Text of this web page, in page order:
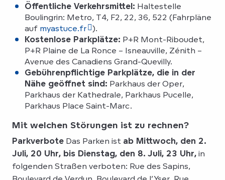
Öffentliche Verkehrsmittel: Haltestelle
Boulingrin: Metro, T4, F2, 22, 36, 522 (Fahrpläne
auf myastuce.fr
).
Kostenlose Parkplätze: P+R Mont-Riboudet,
P+R Plaine de La Ronce – Isneauville, Zénith –
Avenue des Canadiens Grand-Quevilly.
Gebührenpflichtige Parkplätze, die in der
Nähe geöffnet sind: Parkhaus der Oper,
Parkhaus der Kathedrale, Parkhaus Pucelle,
Parkhaus Place Saint-Marc.
Mit welchen Störungen ist zu rechnen?
Parkverbote Das Parken ist ab Mittwoch, den 2.
Juli, 20 Uhr, bis Dienstag, den 8. Juli, 23 Uhr, in
folgenden Straßen verboten: Rue des Sapins,